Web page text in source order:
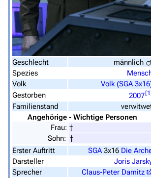
Zufälliger Artikel
Spezialseiten
Überblick
Stargate SG-1
Stargate Atlantis
Stargate Universe
Geschlecht
männlich
Spezies
Volk
Volk (SGA
Gestorben
2007[1
Familienstand
Angehörige - Wichtige Personen
Frau: †
Sohn: †
Erster Auftritt
SGA 3x16 Die
Darsteller
Joris
Sprecher
Claus-Peter Damitz